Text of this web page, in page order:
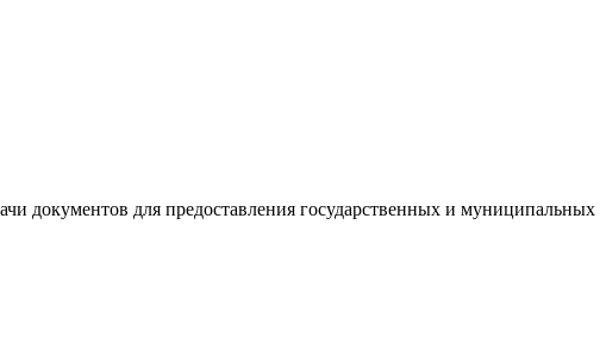
документов для предоставления государственных и муниципальных